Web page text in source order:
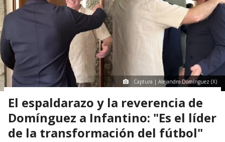
Captura | Alejandro Domínguez (X)
El espaldarazo y la reverencia de
Domínguez a Infantino: "Es el líder
de la transformación del fútbol"